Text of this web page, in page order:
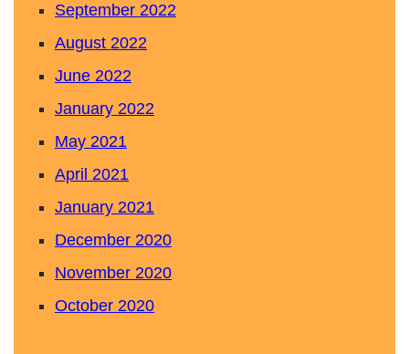
September 2022
August 2022
June 2022
January 2022
May 2021
April 2021
January 2021
December 2020
November 2020
October 2020